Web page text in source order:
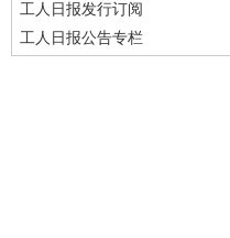
工人日报发行订阅
工人日报公告专栏